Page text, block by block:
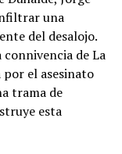
una
del desalojo.
de La
por el asesinato
trama de
esta